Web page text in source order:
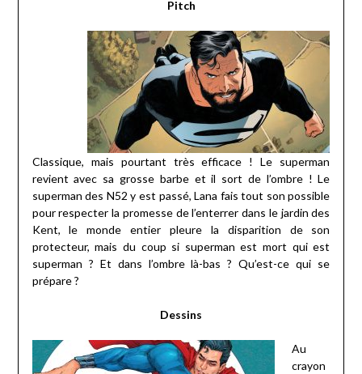
Pitch
Classique, mais pourtant très efficace ! Le superman
revient avec sa grosse barbe et il sort de l’ombre ! Le
superman des N52 y est passé, Lana fais tout son possible
pour respecter la promesse de l’enterrer dans le jardin des
Kent, le monde entier pleure la disparition de son
protecteur, mais du coup si superman est mort qui est
superman ? Et dans l’ombre là-bas ? Qu’est-ce qui se
prépare ?
Dessins
Au
crayon